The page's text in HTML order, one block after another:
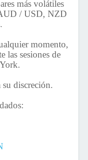
más volátiles
/ USD, NZD
momento,
las sesiones de
discreción.